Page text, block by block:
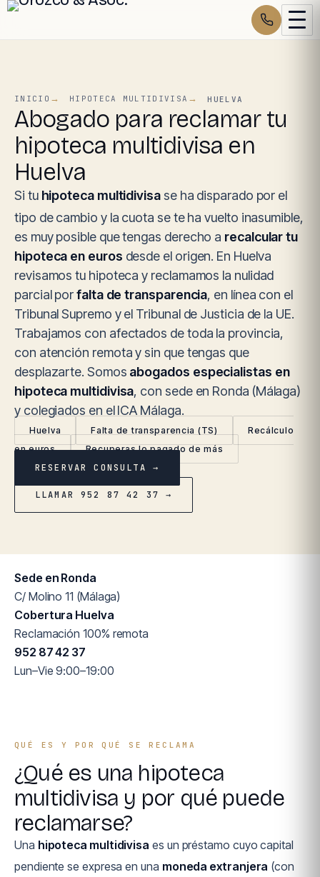
INICIO HIPOTECA MULTIDIVISA HUELVA
Abogado para reclamar tu
hipoteca multidivisa en
Huelva
Si tu hipoteca multidivisase ha disparado por el
tipo de cambio y la cuota se te ha vuelto inasumible,
es muy posible que tengas derecho a recalcular tu
hipoteca en euros desde el origen. En Huelva
revisamos tu hipoteca y reclamamos la nulidad
parcial porfalta de transparencia, en línea con el
Tribunal Supremo y el Tribunal de Justicia de la UE.
Trabajamos con afectados de toda la provincia,
con atención remota y sin que tengas que
desplazarte. Somos abogados especialistas en
hipoteca multidivisa, con sede en Ronda (Málaga)
y colegiados en el ICA Málaga.
Huelva Falta de transparencia (TS)
Recálculo
en euros
Recuperas lo pagado de más
RESERVAR CONSULTA →
LLAMAR 952 87 42 37 →
Sede en Ronda
C/ Molino 11 (Málaga)
Cobertura Huelva
Reclamación 100% remota
952 87 42 37
Lun–Vie 9:00–19:00
QUÉ ES Y POR QUÉ SE RECLAMA
¿Qué es una hipoteca
multidivisa y por qué puede
reclamarse?
Una hipoteca multidivisa es un préstamo cuyo capital
pendiente se expresa en una moneda extranjera (con